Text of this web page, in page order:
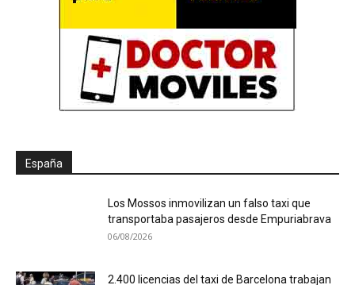
España
Los Mossos inmovilizan un falso taxi que
transportaba pasajeros desde Empuriabrava
06/08/2026
2.400 licencias del taxi de Barcelona trabajan